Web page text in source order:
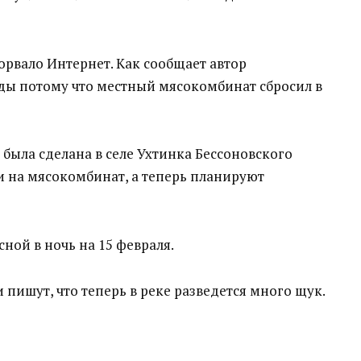
Интернет. Как сообщает автор
потому что местный мясокомбинат сбросил в
сделана в селе Ухтинка Бессоновского
мясокомбинат, а теперь планируют
в ночь на 15 февраля.
что теперь в реке разведется много щук.